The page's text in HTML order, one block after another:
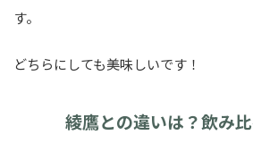
す。
どちらにしても美味しいです！
綾鷹との違いは？飲み比